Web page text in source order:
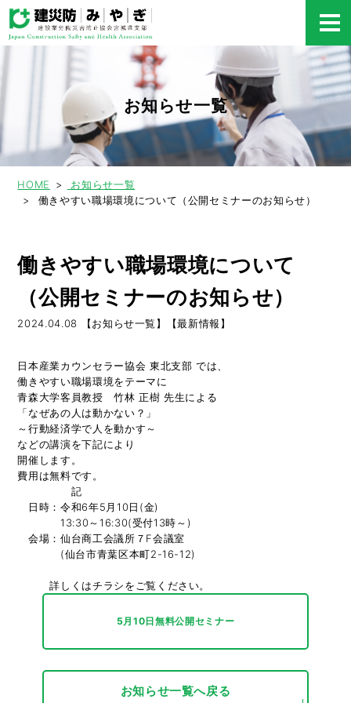
お知らせ一覧
HOME
お知らせ一覧
働きやすい職場環境について（公開セミナーのお知らせ）
働きやすい職場環境について
（公開セミナーのお知らせ）
2024.04.08 【お知らせ一覧】【最新情報】
日本産業カウンセラー協会 東北支部 では、
働きやすい職場環境をテーマに
青森大学客員教授　竹林 正樹 先生による
「なぜあの人は動かない？」
～行動経済学で人を動かす～
などの講演を下記により
開催します。
費用は無料です。
記
日時：令和6年5月10日(金)
13:30～16:30(受付13時～)
会場：仙台商工会議所７F会議室
(仙台市青葉区本町2-16-12)
詳しくはチラシをご覧ください。
5月10日無料公開セミナー
お知らせ一覧へ戻る